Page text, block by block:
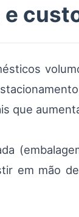
que
em mão